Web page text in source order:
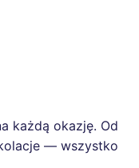
każdą okazję. Od
— wszystko